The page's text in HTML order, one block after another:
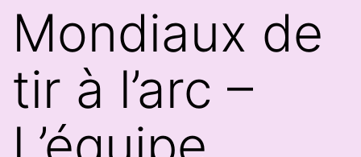
Mondiaux de
tir à l’arc –